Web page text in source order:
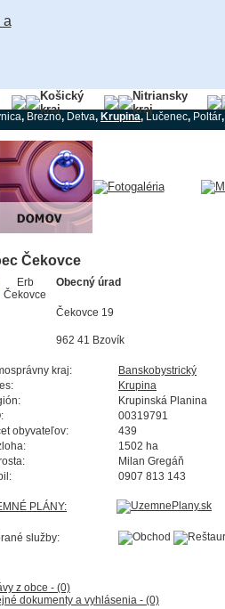
Košický
kraj
Nitriansky
kraj
, Brezno, Detva, Krupina,Lučenec, Poltár,
Čekovce
Obecný úrad
Čekovce 19
962 41 Bzovík
kraj:
Banskobystrický
Krupina
Krupinská Planina
00319791
obyvateľov:
439
1502 ha
Milan Gregáň
0907 813 143
PLÁNY:
služby:
z obce - (0)
dokumenty a vyhlásenia - (0)